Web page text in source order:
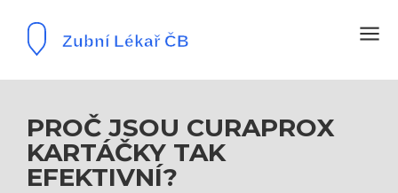
PROČ JSOU CURAPROX
KARTÁČKY TAK
EFEKTIVNÍ?